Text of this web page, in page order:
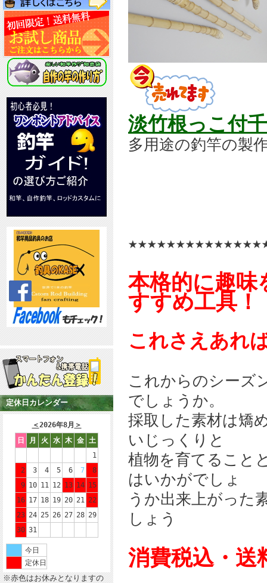
定休日カレンダー
＜2026年8月 ＞
日
月 火 水 木 金
土
1
2
3 4 5 6 7
8
9 10 11 12 13 14 15
16 17 18 19 20 21 22
23 24 25 26 27 28 29
30 31
今日
定休日
※赤色はお休みとなりますの
淡竹根っこ付
多用途の釣竿の製
本格的に趣味
すすめ工具！
これさえあれ
これからのシーズ
でしょうか。
採取した素材は矯
いじっくりと
植物を育てること
はいかがでしょ
うか出来上がった
しょう
消費税込・送